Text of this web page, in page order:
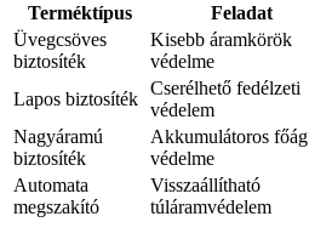
Terméktípus Feladat
Üvegcsöves
biztosíték
Kisebb áramkörök
védelme
Lapos biztosíték
Cserélhető fedélzeti
védelem
Nagyáramú
biztosíték
Akkumulátoros főág
védelme
Automata
megszakító
Visszaállítható
túláramvédelem